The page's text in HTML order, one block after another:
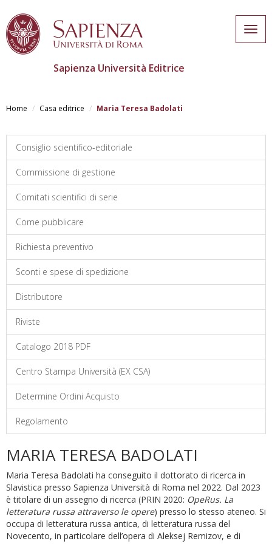
main
Sapienza Università Editrice
Home Casa editrice Maria Teresa Badolati
Consiglio scientifico-editoriale
Commissione di gestione
Comitati scientifici di serie
Come pubblicare
Richiesta preventivo
Sconti e spese di spedizione
Distributore
Riviste
Catalogo 2018 PDF
Centro Stampa Università (EX CSA)
Determine Ordini Acquisto
Regolamento
MARIA TERESA BADOLATI
Maria Teresa Badolati ha conseguito il dottorato di ricerca in
Slavistica presso Sapienza Università di Roma nel 2022. Dal 2023
è titolare di un assegno di ricerca (PRIN 2020: OpeRus. La
letteratura russa attraverso le opere) presso lo stesso ateneo. Si
occupa di letteratura russa antica, di letteratura russa del
Novecento, in particolare dell’opera di Aleksej Remizov, e di